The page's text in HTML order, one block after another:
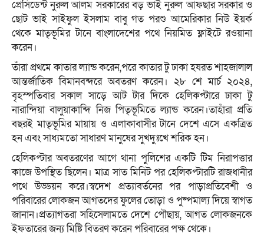
প্রেসিডেন্ট নুরুল আলম সরকারের বড় ভাই নুরুল আফছার সরকার ও
ছোট ভাই সাইফুল ইসলাম বাবু গত পরশু আমেরিকার নিউ ইয়র্ক
থেকে মাতৃভূমির টানে বাংলাদেশের পথে নিয়মিত ফ্লাইটে রওয়ানা
করেন।
তাঁরা প্রথমে কাতার ল্যান্ড করেন,পরে কাতার টু ঢাকা হযরত শাহজালাল
আন্তর্জাতিক বিমানবন্দরে অবতরণ করেন। ২৮ শে মার্চ ২০২৪,
বৃহস্পতিবার সকাল সাড়ে আট টার দিকে হেলিকপ্টারে ঢাকা টু
নারান্দিয়া বালুয়াকান্দি নিজ পিতৃভূমিতে ল্যান্ড করেন।তাহাঁরা প্রতি
বছরই মাতৃভূমির মায়ায় ও এলাকাবাসীর টানে দেশে এসে একত্রিত
হন এবং সাধ্যমতো সাধারণ মানুষের সুখদুঃখে শরিক হন।
হেলিকপ্টার অবতরণের আগে থানা পুলিশের একটি টিম নিরাপত্তার
কাজে উপস্থিত ছিলেন। মাত্র সাত মিনিট পর হেলিকপ্টারটি রাজধানীর
পথে উড্ডয়ন করে।স্বদেশ প্রত্যাবর্তনের পর পাড়াপ্রতিবেশী ও
পরিবারের লোকজন আগতদের ফুলের তোড়া ও পুষ্পমাল্য দিয়ে স্বাগত
জানান।প্রত্যাগতরা সহিসেলামতে দেশে পৌছায়, আগত লোকজনকে
ইফতারের জন্য মিষ্টি বিতরণ করেন পরিবারের পক্ষ থেকে।